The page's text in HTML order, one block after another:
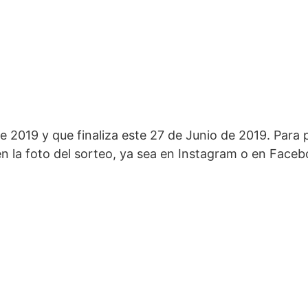
y que finaliza este 27 de Junio de 2019. Para
la foto del sorteo, ya sea en Instagram o en